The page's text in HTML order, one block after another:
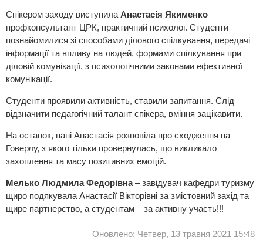
Спікером заходу виступила Анастасія Якименко –
профконсультант ЦРК, практичний психолог. Студенти
познайомилися зі способами ділового спілкування, передачі
інформації та впливу на людей, формами спілкування при
діловій комунікації, з психологічними законами ефективної
комунікації.
Студенти проявили активність, ставили запитання. Слід
відзначити педагогічний талант спікера, вміння зацікавити.
На останок, пані Анастасія розповіла про сходження на
Говерлу, з якого тільки провернулась, що викликало
захоплення та масу позитивних емоцій.
Мелько Людмила Федорівна– завідувач кафедри туризму
щиро подякувала Анастасії Вікторівні за змістовний захід та
щире партнерство, а студентам – за активну участь!!!
Оновлено: Четвер, 13 травня 2021 15:48